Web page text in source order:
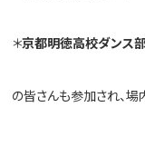
＊京都明徳高校ダンス
の皆さんも参加され、場